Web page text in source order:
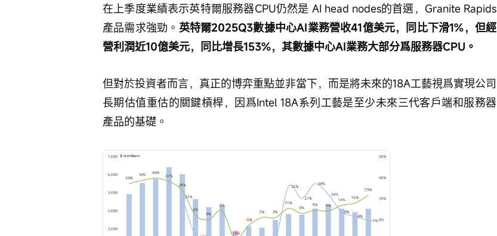
在上季度業績表示英特爾服務器CPU仍然是 AI head nodes的首選，Granite Rapids
產品需求強勁。 英特爾2025Q3數據中心AI業務營收41億美元，同比下滑1%，但經
營利潤近10億美元，同比增長153%，其數據中心AI業務大部分爲服務器CPU。
但對於投資者而言，真正的博弈重點並非當下，而是將未來的18A工藝視爲實現公司
長期估值重估的關鍵槓桿，因爲Intel 18A系列工藝是至少未來三代客戶端和服務器
產品的基礎。